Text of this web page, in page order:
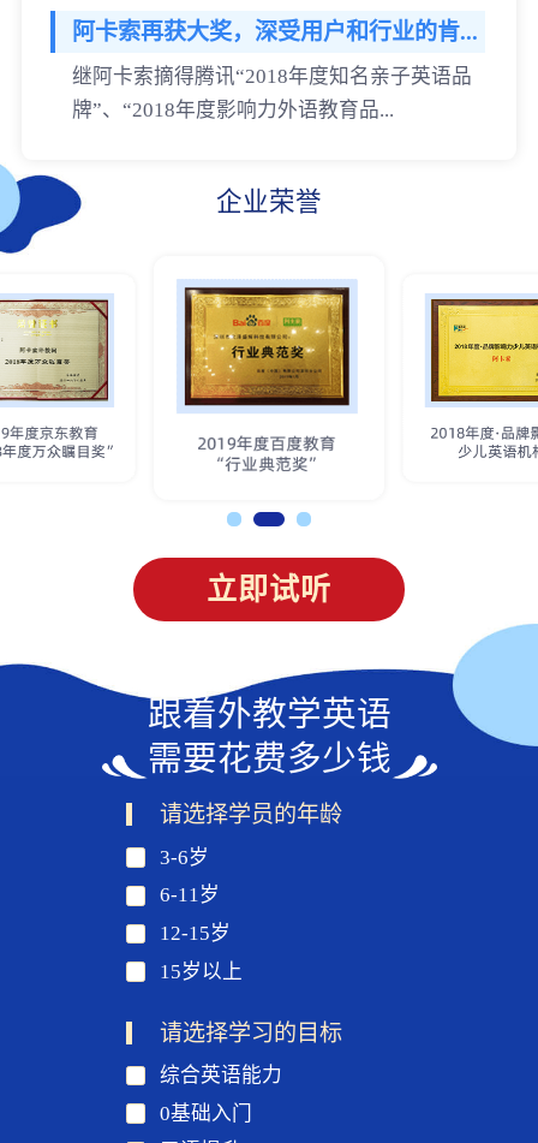
阿卡索再获大奖，深受用户和行业的肯...
继阿卡索摘得腾讯“2018年度知名亲子英语品
牌”、“2018年度影响力外语教育品...
企业荣誉
立即试听
跟着外教学英语
需要花费多少钱
请选择学员的年龄
3-6岁
6-11岁
12-15岁
15岁以上
请选择学习的目标
综合英语能力
0基础入门